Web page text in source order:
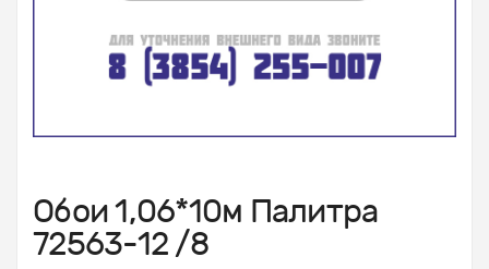
Обои 1,06*10м Палитра
72563-12 /8